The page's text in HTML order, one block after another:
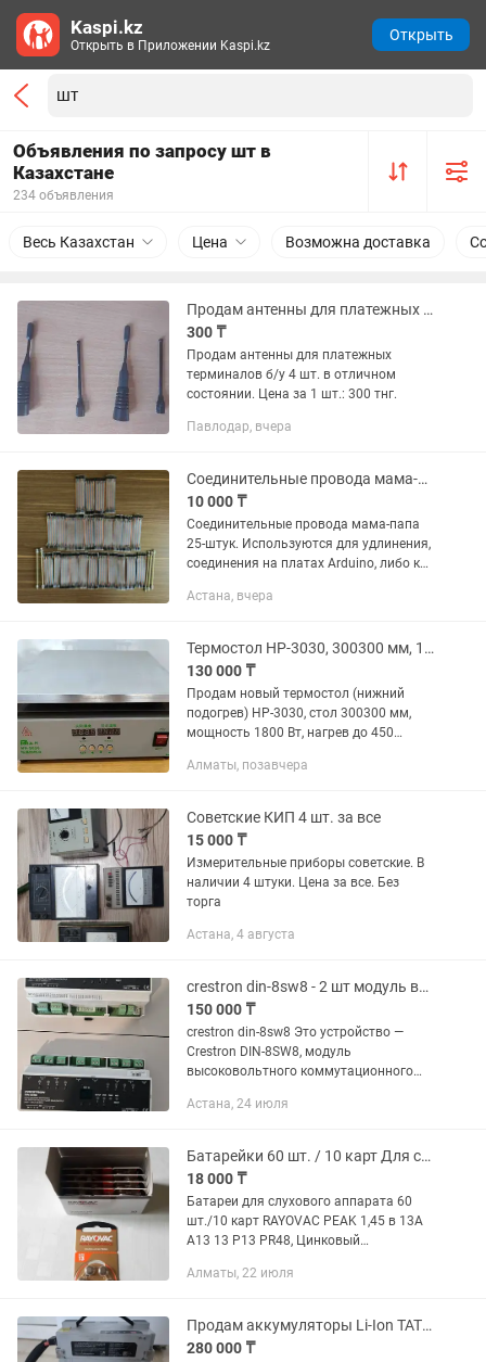
Объявления по запросу шт в
Казахстане
234 объявления
Весь Казахстан Цена Возможна доставка
Продам антенны для платежных терминалов б/у 4 шт. в отличном состоянии.
300 ₸
Продам антенны для платежных
терминалов б/у 4 шт. в отличном
состоянии. Цена за 1 шт.: 300 тнг.
Павлодар, вчера
Соединительные провода мама-папа 25 шт.
10 000 ₸
Соединительные провода мама-папа
25-штук. Используются для удлинения,
соединения на платах Arduino, либо как
проводов для соединения плат
Астана, вчера
Термостол HP-3030, 300300 мм, 1800 Вт, до 450 градусов, новый
130 000 ₸
Продам новый термостол (нижний
подогрев) HP-3030, стол 300300 мм,
мощность 1800 Вт, нагрев до 450
Алматы, позавчера
Советские КИП 4 шт. за все
15 000 ₸
Измерительные приборы советские. В
наличии 4 штуки. Цена за все. Без
торга
Астана, 4 августа
crestron din-8sw8 - 2 шт модуль высоковольтного коммутационного реле.
150 000 ₸
crestron din-8sw8 Это устройство —
Crestron DIN-8SW8, модуль
высоковольтного коммутационного
системах автоматизации зданий
Астана, 24 июля
Батарейки 60 шт. / 10 карт Для слухового аппарата Номер модели: 13
18 000 ₸
Батареи для слухового аппарата 60
шт./10 карт RAYOVAC PEAK 1,45 в 13A
A13 13 P13 PR48, Цинковый
аппаратов BTE CIC RIC OE Описание
Алматы, 22 июля
Продам аккумуляторы Li-Ion TATTU PRO, 22000mAh / 976.8Wh, 3 шт
280 000 ₸
Kaspi.kz
Открыть в Приложении Kaspi.kz
Открыть